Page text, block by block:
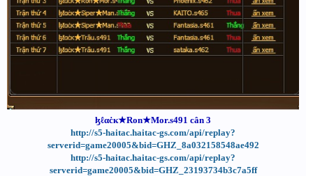
ɮℓαċк★Ron★Mor.s491 cân 3
http://s5-haitac.haitac-gs.com/api/replay?
serverid=game20005&bid=GHZ_8a032158548ae492
http://s5-haitac.haitac-gs.com/api/replay?
serverid=game20005&bid=GHZ_23193734b3c7a5ff